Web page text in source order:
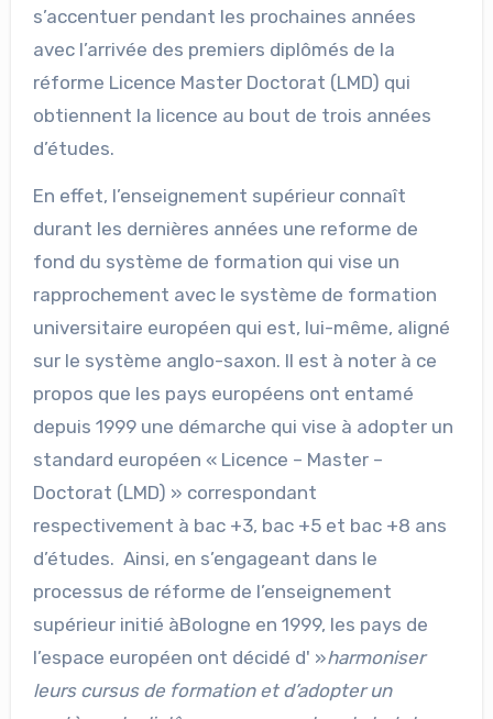
s’accentuer pendant les prochaines années
avec l’arrivée des premiers diplômés de la
réforme Licence Master Doctorat (LMD) qui
obtiennent la licence au bout de trois années
d’études.
En effet, l’enseignement supérieur connaît
durant les dernières années une reforme de
fond du système de formation qui vise un
rapprochement avec le système de formation
universitaire européen qui est, lui-même, aligné
sur le système anglo-saxon. Il est à noter à ce
propos que les pays européens ont entamé
depuis 1999 une démarche qui vise à adopter un
standard européen « Licence – Master –
Doctorat (LMD) » correspondant
respectivement à bac +3, bac +5 et bac +8 ans
d’études. Ainsi, en s’engageant dans le
processus de réforme de l’enseignement
supérieur initié àBologne en 1999, les pays de
l’espace européen ont décidé d' »harmoniser
leurs cursus de formation et d’adopter un